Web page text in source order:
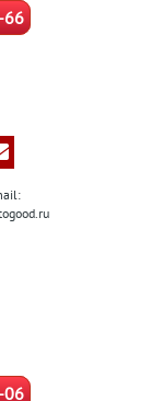
66
06